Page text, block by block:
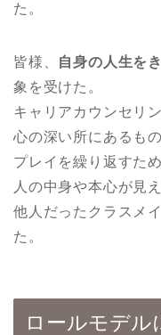
た。
皆様、 自身の人生を
象を受けた。
キャリアカウンセリ
心の深い所にあるも
プレイを繰り返すた
人の中身や本心が見え
他人だったクラスメ
た。
ロールモデル